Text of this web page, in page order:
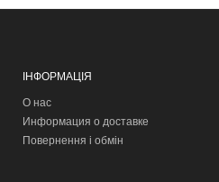
ІНФОРМАЦІЯ
О нас
Информация о доставке
Повернення і обмін